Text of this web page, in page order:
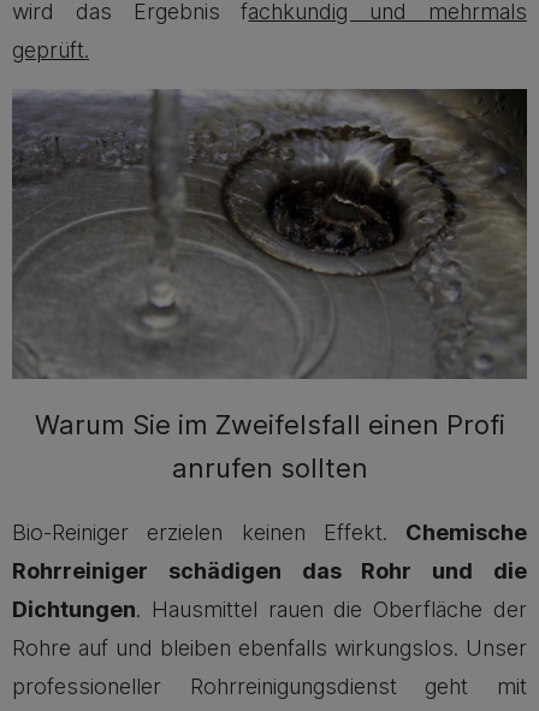
wird das Ergebnis fachkundig und mehrmals
geprüft.
Warum Sie im Zweifelsfall einen Profi
anrufen sollten
Bio-Reiniger erzielen keinen Effekt. Chemische
Rohrreiniger schädigen das Rohr und die
Dichtungen. Hausmittel rauen die Oberfläche der
Rohre auf und bleiben ebenfalls wirkungslos. Unser
professioneller Rohrreinigungsdienst geht mit